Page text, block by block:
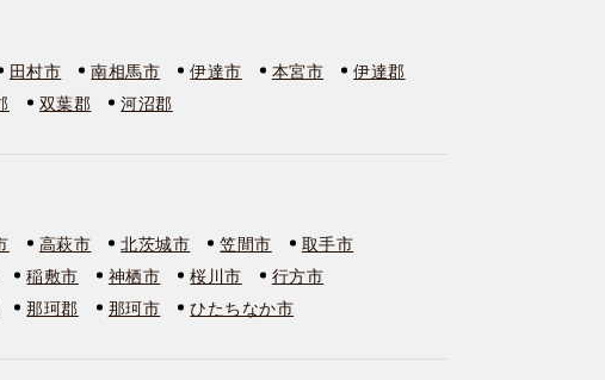
田村市 南相馬市 伊達市 本宮市
伊達郡
双葉郡 河沼郡
高萩市 北茨城市 笠間市
取手市
稲敷市 神栖市 桜川市
行方市
那珂郡 那珂市 ひたちなか市